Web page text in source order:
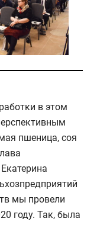
в этом
пшеница, соя
мы провели
году. Так, была